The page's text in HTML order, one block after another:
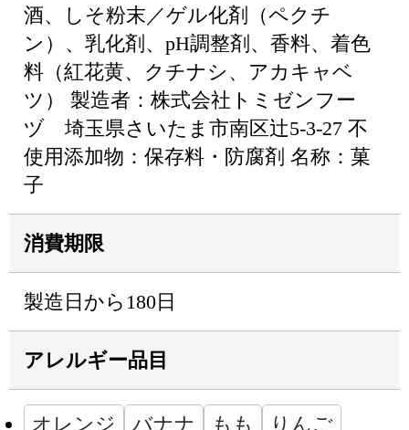
酒、しそ粉末／ゲル化剤（ペクチ
ン）、乳化剤、pH調整剤、香料、着色
料（紅花黄、クチナシ、アカキャベ
ツ） 製造者：株式会社トミゼンフー
ヅ 埼玉県さいたま市南区辻5-3-27 不
使用添加物：保存料・防腐剤 名称：菓
子
消費期限
製造日から180日
アレルギー品目
オレンジ バナナ もも りんご